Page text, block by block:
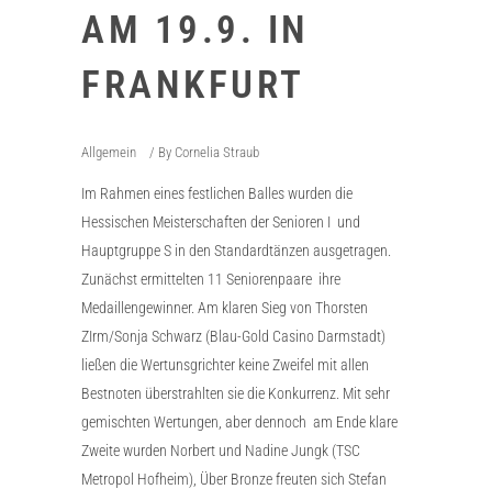
AM 19.9. IN
FRANKFURT
Allgemein By Cornelia Straub
Im Rahmen eines festlichen Balles wurden die
Hessischen Meisterschaften der Senioren I und
Hauptgruppe S in den Standardtänzen ausgetragen.
Zunächst ermittelten 11 Seniorenpaare ihre
Medaillengewinner. Am klaren Sieg von Thorsten
ZIrm/Sonja Schwarz (Blau-Gold Casino Darmstadt)
ließen die Wertunsgrichter keine Zweifel mit allen
Bestnoten überstrahlten sie die Konkurrenz. Mit sehr
gemischten Wertungen, aber dennoch am Ende klare
Zweite wurden Norbert und Nadine Jungk (TSC
Metropol Hofheim), Über Bronze freuten sich Stefan